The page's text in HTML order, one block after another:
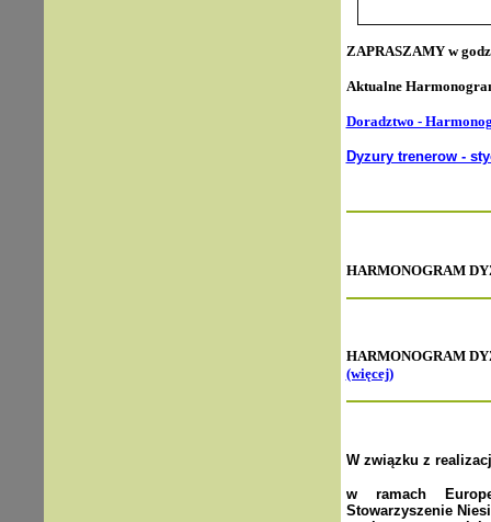
ZAPRASZAMY w
Aktualne
Doradztwo -
Dyzury trenerow -
HARMONOGRAM
HARMONOGRAM
(więcej)
W związku z
w ramach
Stowarzyszenie